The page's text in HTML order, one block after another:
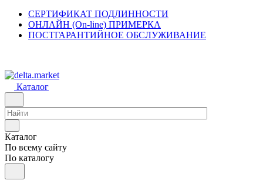
СЕРТИФИКАТ ПОДЛИННОСТИ
ОНЛАЙН (On-line) ПРИМЕРКА
ПОСТГАРАНТИЙНОЕ ОБСЛУЖИВАНИЕ
Каталог
Каталог
По всему сайту
По каталогу